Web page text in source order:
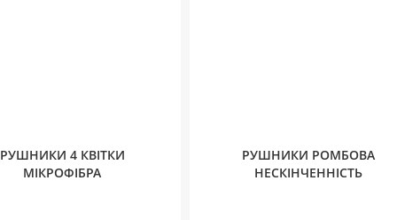
РУШНИКИ 4 КВІТКИ
МІКРОФІБРА
РУШНИКИ РОМБОВА
НЕСКІНЧЕННІСТЬ